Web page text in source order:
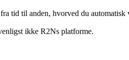
tid til anden, hvorved du
ikke R2Ns platforme.